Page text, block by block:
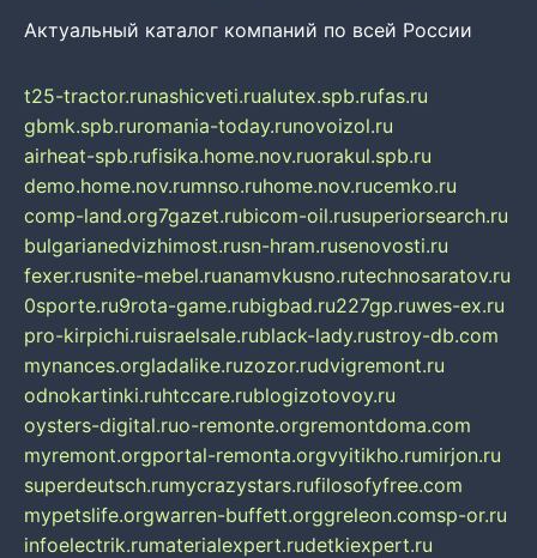
Актуальный каталог компаний по всей России
t25-tractor.runashicveti.rualutex.spb.rufas.ru
gbmk.spb.ruromania-today.runovoizol.ru
airheat-spb.rufisika.home.nov.ruorakul.spb.ru
demo.home.nov.rumnso.ruhome.nov.rucemko.ru
comp-land.org7gazet.rubicom-oil.rusuperiorsearch.ru
bulgarianedvizhimost.rusn-hram.rusenovosti.ru
fexer.rusnite-mebel.ruanamvkusno.rutechnosaratov.ru
0sporte.ru9rota-game.rubigbad.ru227gp.ruwes-ex.ru
pro-kirpichi.ruisraelsale.rublack-lady.rustroy-db.com
mynances.orgladalike.ruzozor.rudvigremont.ru
odnokartinki.ruhtccare.rublogizotovoy.ru
oysters-digital.ruo-remonte.orgremontdoma.com
myremont.orgportal-remonta.orgvyitikho.rumirjon.ru
superdeutsch.rumycrazystars.rufilosofyfree.com
mypetslife.orgwarren-buffett.orggreleon.comsp-or.ru
infoelectrik.rumaterialexpert.rudetkiexpert.ru